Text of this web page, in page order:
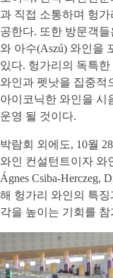
과 직접 소통하며 헝
공한다. 또한 방문객
와 아수(Aszú) 와인을
있다. 헝가리의 독특
와인과 펫낫을 집중적
아이코닉한 와인을 시
운영 될 것이다.
박람회 외에도, 10월
와인 컨설턴트이자 와
Ágnes Csiba-Herczeg,
해 헝가리 와인의 특
각을 높이는 기회를